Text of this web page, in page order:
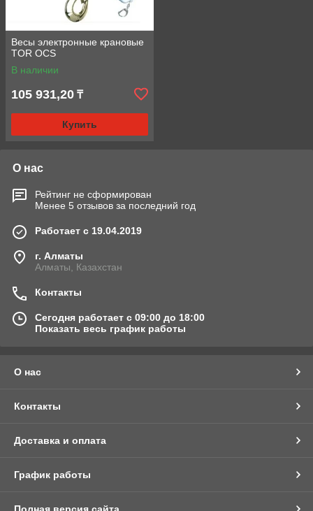
Весы электронные крановые
TOR OCS
В наличии
105 931,20 ₸
Купить
О нас
Рейтинг не сформирован
Менее 5 отзывов за последний год
Работает с 19.04.2019
г. Алматы
Алматы, Казахстан
Контакты
Сегодня работает с 09:00 до 18:00
Показать весь график работы
О нас
Контакты
Доставка и оплата
График работы